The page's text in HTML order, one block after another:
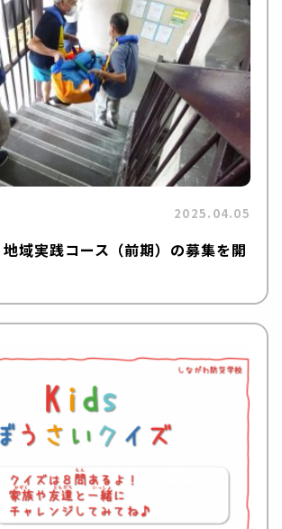
2025.04.05
域実践コース（前期）の募集を開